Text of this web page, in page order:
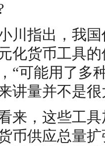
指出，我国
化货币工具
“可能用了多
讲量并不是很
，这些工具
币供应总量